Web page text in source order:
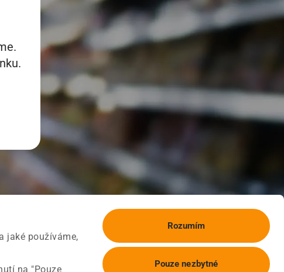
jaké používáme,
na "Pouze
Rozumím
Pouze nezbytné